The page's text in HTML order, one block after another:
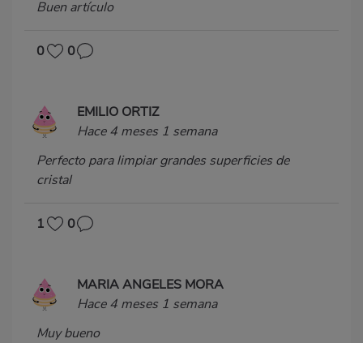
Buen artículo
0 0
EMILIO ORTIZ
Hace 4 meses 1 semana
Perfecto para limpiar grandes superficies de
cristal
1 0
MARIA ANGELES MORA
Hace 4 meses 1 semana
Muy bueno